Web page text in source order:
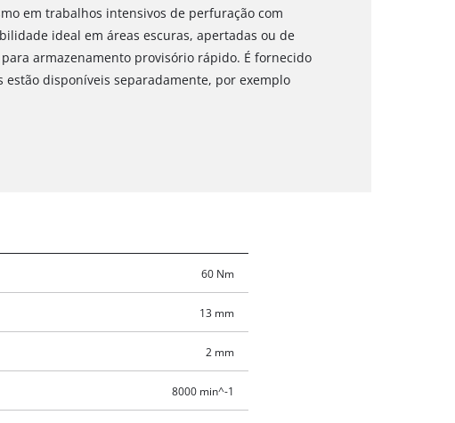
em trabalhos intensivos de perfuração com
ideal em áreas escuras, apertadas ou de
armazenamento provisório rápido. É fornecido
estão disponíveis separadamente, por exemplo
60 Nm
13 mm
2 mm
8000 min^-1